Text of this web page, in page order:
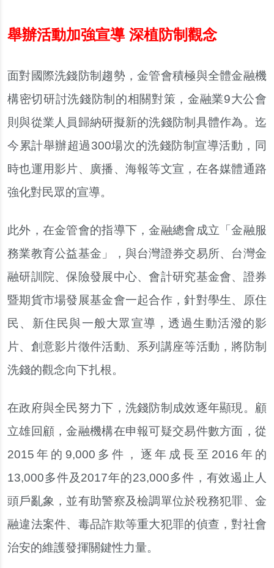
舉辦活動加強宣導 深植防制觀念
面對國際洗錢防制趨勢，金管會積極與全體金融機
構密切研討洗錢防制的相關對策，金融業9大公會
則與從業人員歸納研擬新的洗錢防制具體作為。迄
今累計舉辦超過300場次的洗錢防制宣導活動，同
時也運用影片、廣播、海報等文宣，在各媒體通路
強化對民眾的宣導。
此外，在金管會的指導下，金融總會成立「金融服
務業教育公益基金」，與台灣證券交易所、台灣金
融研訓院、保險發展中心、會計研究基金會、證券
暨期貨市場發展基金會一起合作，針對學生、原住
民、新住民與一般大眾宣導，透過生動活潑的影
片、創意影片徵件活動、系列講座等活動，將防制
洗錢的觀念向下扎根。
在政府與全民努力下，洗錢防制成效逐年顯現。顧
立雄回顧，金融機構在申報可疑交易件數方面，從
2015年的9,000多件，逐年成長至2016年的
13,000多件及2017年的23,000多件，有效遏止人
頭戶亂象，並有助警察及檢調單位於稅務犯罪、金
融違法案件、毒品詐欺等重大犯罪的偵查，對社會
治安的維護發揮關鍵性力量。